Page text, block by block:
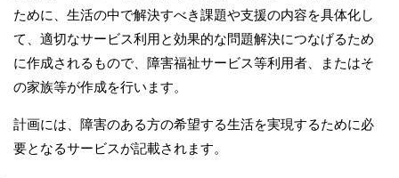
ために、生活の中で解決すべき課題や支援の内容を具体化し
て、適切なサービス利用と効果的な問題解決につなげるため
に作成されるもので、障害福祉サービス等利用者、またはそ
の家族等が作成を行います。
計画には、障害のある方の希望する生活を実現するために必
要となるサービスが記載されます。